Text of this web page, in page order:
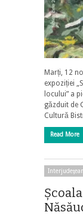
Marți, 12
expoziției
locului” a
găzduit de
Cultură
Read More